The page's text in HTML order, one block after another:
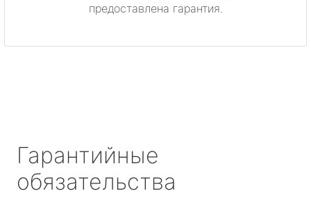
предоставлена гарантия.
Гарантийные
обязательства